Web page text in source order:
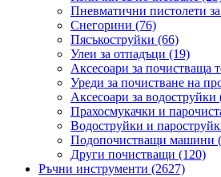
Пневматични пистолети
Снегорини (76)
Пясъкоструйки (66)
Улеи за отпадъци (19)
Аксесоари за почистваща
Уреди за почистване на
Аксесоари за водоструйки
Прахосмукачки и
Водоструйки и
Подопочистващи машини
Други почистващи (120)
Ръчни инструменти (2627)